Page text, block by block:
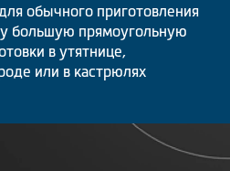
обычного приготовления
большую прямоугольную
в утятнице,
или в кастрюлях